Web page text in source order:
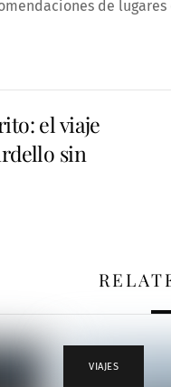
de lugares
el viaje
sin
VIAJES